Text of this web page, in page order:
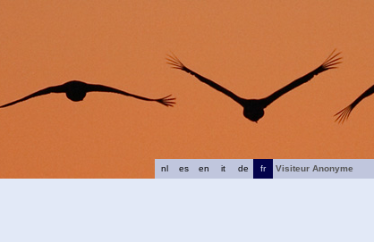
fr
de
it
en
es
nl
Visiteur Anonyme